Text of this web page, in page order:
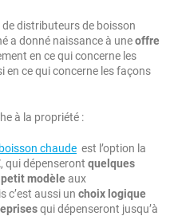
distributeurs de boisson
a donné naissance à uneoffre
en ce qui concerne les
en ce qui concerne les façons
à la propriété :
chaude est l’option la
, qui dépenseront quelques
petit modèleaux
c’est aussi un choix logique
qui dépenseront jusqu’à